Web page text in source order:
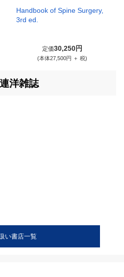
Handbook of Spine Surgery,
3rd ed.
定価30,250円
(本体27,500円 ＋ 税)
洋雑誌
い書店一覧